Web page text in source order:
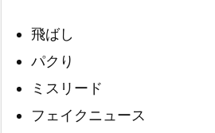
飛ばし
パクり
ミスリード
フェイクニュース